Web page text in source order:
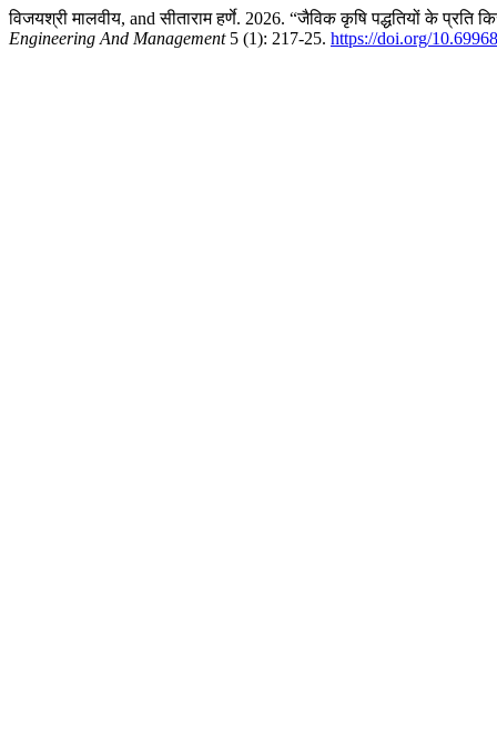
विजयश्री मालवीय, and सीताराम हर्णे. 2026. “जैविक कृषि पद्धतियों के प्रति
Engineering And Management5 (1): 217-25. https://doi.org/